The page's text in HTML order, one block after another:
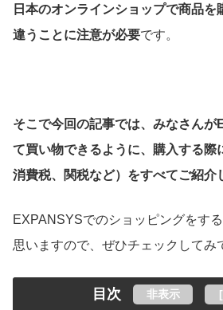
日本のオンラインショップで商品を
違うことに注意が必要です。
そこで今回の記事では、みなさんが
て買い物できるように、購入する際
消費税、関税など）をすべてご紹介
EXPANSYSでのショッピングをす
思いますので、ぜひチェックしてみ
目次 非表示 [